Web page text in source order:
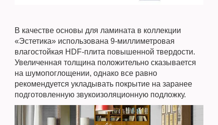
В качестве основы для ламината в коллекции
«Эстетика» использована 9-миллиметровая
влагостойкая HDF-плита повышенной твердости.
Увеличенная толщина положительно сказывается
на шумопоглощении, однако все равно
рекомендуется укладывать покрытие на заранее
подготовленную звукоизоляционную подложку.